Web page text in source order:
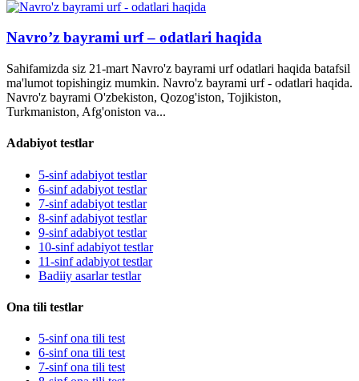
Navro’z bayrami urf – odatlari haqida
Sahifamizda siz 21-mart Navro'z bayrami urf odatlari haqida batafsil
ma'lumot topishingiz mumkin. Navro'z bayrami urf - odatlari haqida.
Navro'z bayrami O'zbekiston, Qozog'iston, Tojikiston,
Turkmaniston, Afg'oniston va...
Adabiyot testlar
5-sinf adabiyot testlar
6-sinf adabiyot testlar
7-sinf adabiyot testlar
8-sinf adabiyot testlar
9-sinf adabiyot testlar
10-sinf adabiyot testlar
11-sinf adabiyot testlar
Badiiy asarlar testlar
Ona tili testlar
5-sinf ona tili test
6-sinf ona tili test
7-sinf ona tili test